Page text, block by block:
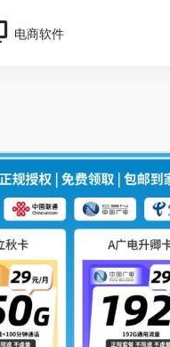
电商软件